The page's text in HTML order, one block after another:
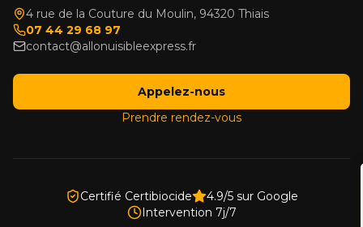
4 rue de la Couture du Moulin, 94320 Thiais
07 44 29 68 97
contact@allonuisibleexpress.fr
Appelez-nous
Prendre rendez-vous
Certifié Certibiocide
4.9/5 sur Google
Intervention 7j/7